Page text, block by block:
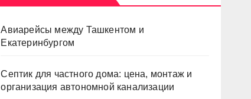
Авиарейсы между Ташкентом и
Екатеринбургом
Септик для частного дома: цена, монтаж и
организация автономной канализации